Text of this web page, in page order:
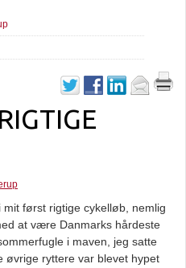
først rigtige cykelløb, nemlig
at være Danmarks hårdeste
i maven, jeg satte
øvrige ryttere var blevet hypet